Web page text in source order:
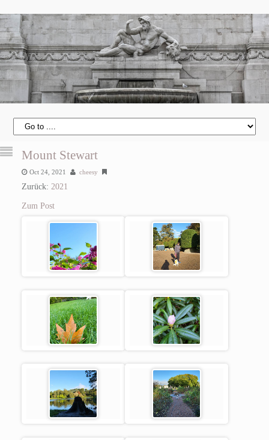
Mount Stewart
Oct 24, 2021 cheesy
Zurück: 2021
Zum Post